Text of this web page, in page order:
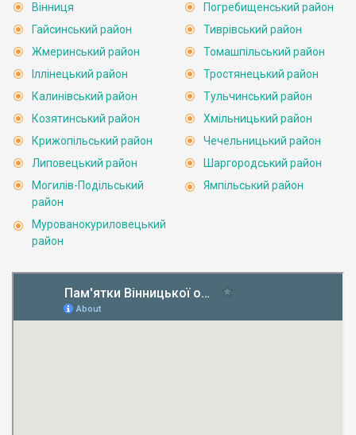
Вінниця
Гайсинський район
Жмеринський район
Іллінецький район
Калинівський район
Козятинський район
Крижопільський район
Липовецький район
Могилів-Подільський
район
Мурованокуриловецький
район
Погребищенський район
Тиврівський район
Томашпільський район
Тростянецький район
Тульчинський район
Хмільницький район
Чечельницький район
Шаргородський район
Ямпільський район